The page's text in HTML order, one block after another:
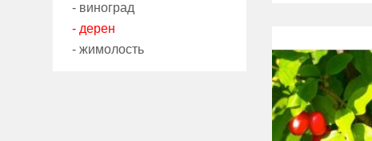
- виноград
- дерен
- жимолость